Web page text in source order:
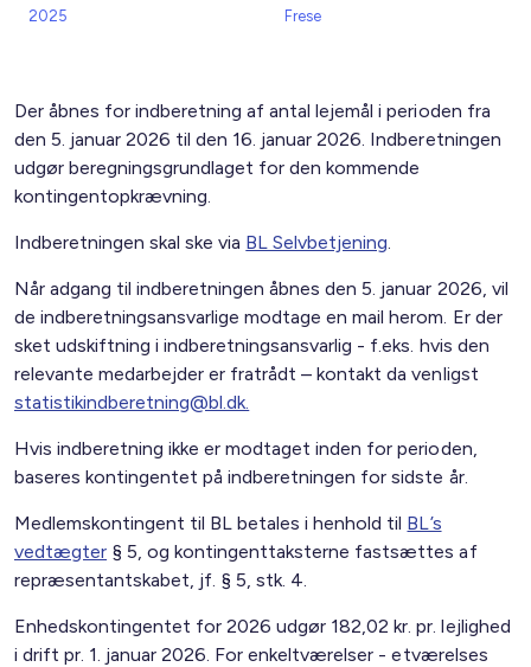
2025
Frese
Der åbnes for indberetning af antal lejemål i perioden fra
den 5. januar 2026 til den 16. januar 2026. Indberetningen
udgør beregningsgrundlaget for den kommende
kontingentopkrævning.
Indberetningen skal ske via BL Selvbetjening.
Når adgang til indberetningen åbnes den 5. januar 2026, vil
de indberetningsansvarlige modtage en mail herom. Er der
sket udskiftning i indberetningsansvarlig - f.eks. hvis den
relevante medarbejder er fratrådt – kontakt da venligst
statistikindberetning@bl.dk.
Hvis indberetning ikke er modtaget inden for perioden,
baseres kontingentet på indberetningen for sidste år.
Medlemskontingent til BL betales i henhold til BL’s
vedtægter § 5, og kontingenttaksterne fastsættes af
repræsentantskabet, jf. § 5, stk. 4.
Enhedskontingentet for 2026 udgør 182,02 kr. pr. lejlighed
i drift pr. 1. januar 2026. For enkeltværelser - etværelses